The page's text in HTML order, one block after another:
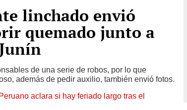
linchado envió
quemado junto a
de una serie de robos, por lo que
además de pedir auxilio, también envió fotos.
aclara si hay feriado largo tras el